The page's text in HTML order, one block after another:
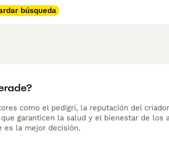
búsqueda
como el pedigrí, la reputación del
garanticen la salud y el bienestar de los
es la mejor decisión.